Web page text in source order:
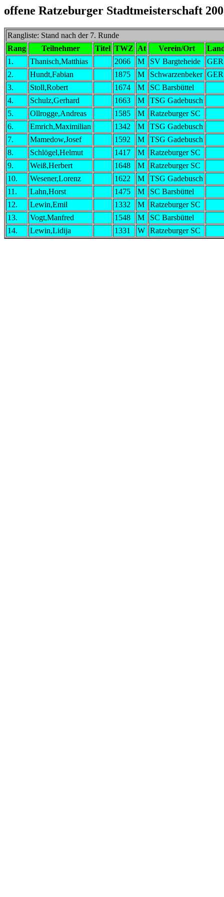
offene Ratzeburger Stadtmeisterschaft
Rangliste: Stand nach der 7. Runde
Rang
Teilnehmer Titel TWZ At Verein/Ort
1.
Thanisch,Matthias 2066 M SV Bargteheide
GER
2.
Hundt,Fabian 1875 M Schwarzenbeker GER
3.
Stoll,Robert 1674 M
SC Barsbüttel
4.
Schulz,Gerhard 1663 M
TSG Gadebusch
5.
Ollrogge,Andreas 1585 M
Ratzeburger SC
6.
Emrich,Maximilian 1342 M
TSG Gadebusch
7.
Mamedow,Josef 1592 M
TSG Gadebusch
8.
Schlögel,Helmut 1417 M
Ratzeburger SC
9.
Weiß,Herbert 1648 M
Ratzeburger SC
10.
Wesener,Lorenz 1622 M
TSG Gadebusch
11.
Lahn,Horst 1475 M
SC Barsbüttel
12.
Lewin,Emil 1332 M
Ratzeburger SC
13.
Vogt,Manfred 1548 M
SC Barsbüttel
14.
Lewin,Lidija 1331 W Ratzeburger SC